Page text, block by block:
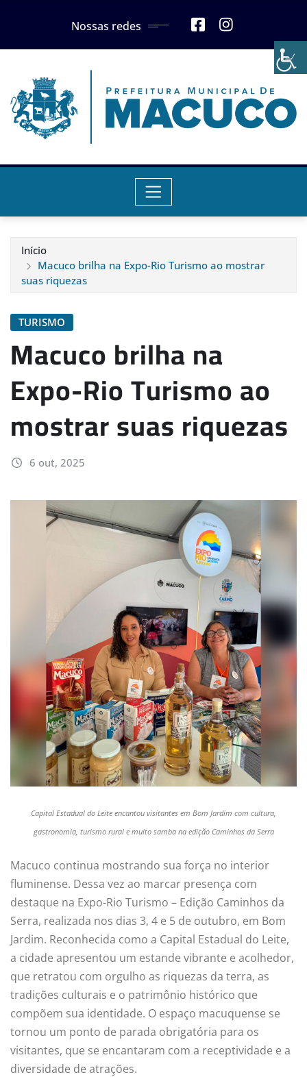
Nossas redes
Início
Macuco brilha na Expo-Rio Turismo ao mostrar
suas riquezas
TURISMO
Macuco brilha na
Expo-Rio Turismo ao
mostrar suas riquezas
6 out, 2025
Capital Estadual do Leite encantou visitantes em Bom Jardim com cultura,
gastronomia, turismo rural e muito samba na edição Caminhos da Serra
Macuco continua mostrando sua força no interior
fluminense. Dessa vez ao marcar presença com
destaque na Expo-Rio Turismo – Edição Caminhos da
Serra, realizada nos dias 3, 4 e 5 de outubro, em Bom
Jardim. Reconhecida como a Capital Estadual do Leite,
a cidade apresentou um estande vibrante e acolhedor,
que retratou com orgulho as riquezas da terra, as
tradições culturais e o patrimônio histórico que
compõem sua identidade. O espaço macuquense se
tornou um ponto de parada obrigatória para os
visitantes, que se encantaram com a receptividade e a
diversidade de atrações.